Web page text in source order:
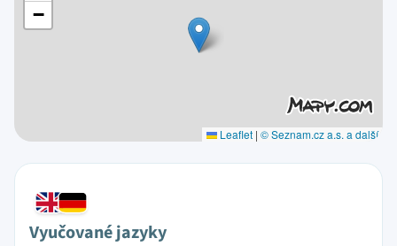
−
Leaflet | © Seznam.cz a.s. a další
Vyučované jazyky